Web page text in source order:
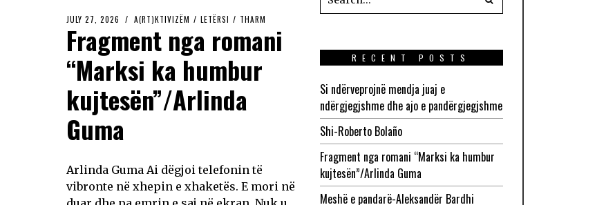
JULY 27, 2026 A(RT)KTIVIZËM / LETËRSI / THARM
Fragment nga romani
“Marksi ka humbur
kujtesën”/Arlinda
Guma
Arlinda Guma Ai dëgjoi telefonin të
vibronte në xhepin e xhaketës. E mori në
RECENT POSTS
Si ndërveprojnë mendja juaj e
ndërgjegjshme dhe ajo e pandërgjegjshme
Shi-Roberto Bolaño
Fragment nga romani “Marksi ka humbur
kujtesën”/Arlinda Guma
Meshë e pandarë-Aleksandër Bardhi